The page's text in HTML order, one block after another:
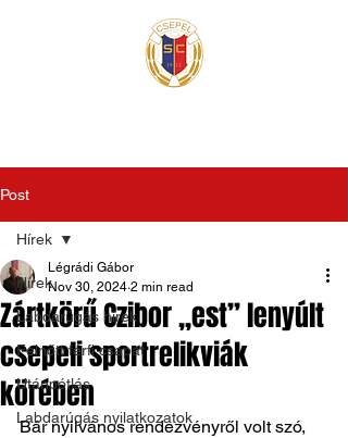
Post
Hírek
Labdarúgás hírek
Felnőtt férfi csapat
Utánpótlás
Labdarúgás nyilatkozatok
Hírek
Zártkörű Czibor „est” lenyúlt
csepeli sportrelikviák
körében
Légrádi Gábor
Nov 30, 2024 2 min read
Bár nyilvános rendezvényről volt szó,